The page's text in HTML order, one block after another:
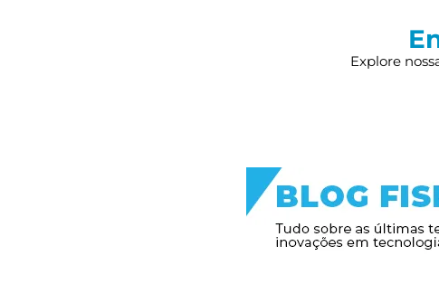
Explore